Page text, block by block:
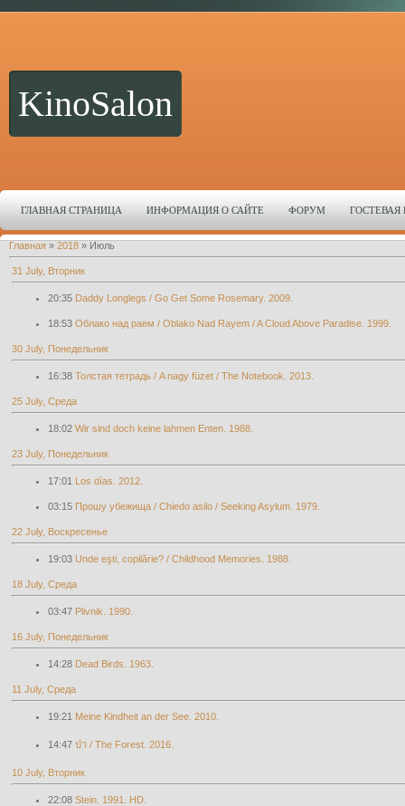
KinoSalon
ГЛАВНАЯ СТРАНИЦА ИНФОРМАЦИЯ О САЙТЕ ФОРУМ ГОСТЕВАЯ
Главная » 2018 » Июль
31 July, Вторник
20:35 Daddy Longlegs / Go Get Some Rosemary. 2009.
18:53 Облако над раем / Oblako Nad Rayem / A Cloud Above Paradise. 1999.
30 July, Понедельник
16:38 Толстая тетрадь / A nagy füzet / The Notebook. 2013.
25 July, Среда
18:02 Wir sind doch keine lahmen Enten. 1988.
23 July, Понедельник
17:01 Los días. 2012.
03:15 Прошу убежища / Chiedo asilo / Seeking Asylum. 1979.
22 July, Воскресенье
19:03 Unde eşti, copilărie? / Childhood Memories. 1988.
18 July, Среда
03:47 Plivnik. 1990.
16 July, Понедельник
14:28 Dead Birds. 1963.
11 July, Среда
19:21 Meine Kindheit an der See. 2010.
14:47 ป่า / The Forest. 2016.
10 July, Вторник
22:08 Stein. 1991. HD.